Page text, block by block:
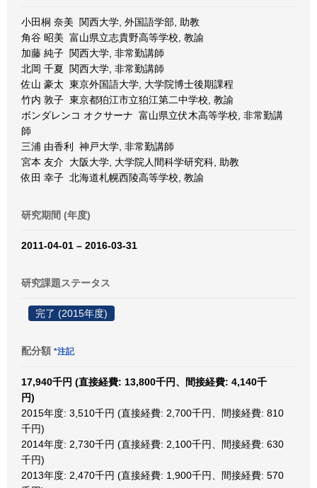
小田桐 奈美 関西大学, 外国語学部, 助教
角谷 昭美 富山県立志貴野高等学校, 教諭
加藤 純子 関西大学, 非常勤講師
北岡 千夏 関西大学, 非常勤講師
佐山 豪太 東京外国語大学, 大学院博士後期課程
竹内 敦子 東京都狛江市立狛江第二中学校, 教諭
ボンダレンコ オクサーナ 富山県立伏木高等学校, 非常勤講
師
三浦 由香利 神戸大学, 非常勤講師
宮本 友介 大阪大学, 大学院人間科学研究科, 助教
依田 幸子 北海道札幌西陵高等学校, 教諭
研究期間 (年度)
2011-04-01 – 2016-03-31
研究課題ステータス
完了 (2015年度)
配分額 *注記
17,940千円 (直接経費: 13,800千円、間接経費: 4,140千
円)
2015年度: 3,510千円 (直接経費: 2,700千円、間接経費: 810
千円)
2014年度: 2,730千円 (直接経費: 2,100千円、間接経費: 630
千円)
2013年度: 2,470千円 (直接経費: 1,900千円、間接経費: 570